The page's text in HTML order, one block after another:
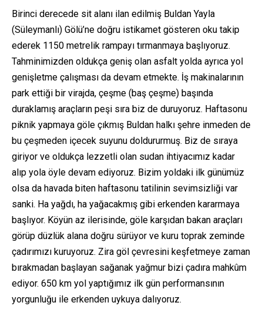
Birinci derecede sit alanı ilan edilmiş Buldan Yayla
(Süleymanlı) Gölü’ne doğru istikamet gösteren oku takip
ederek 1150 metrelik rampayı tırmanmaya başlıyoruz.
Tahminimizden oldukça geniş olan asfalt yolda ayrıca yol
genişletme çalışması da devam etmekte. İş makinalarının
park ettiği bir virajda, çeşme (baş çeşme) başında
duraklamış araçların peşi sıra biz de duruyoruz. Haftasonu
piknik yapmaya göle çıkmış Buldan halkı şehre inmeden de
bu çeşmeden içecek suyunu doldururmuş. Biz de sıraya
giriyor ve oldukça lezzetli olan sudan ihtiyacımız kadar
alıp yola öyle devam ediyoruz. Bizim yoldaki ilk günümüz
olsa da havada biten haftasonu tatilinin sevimsizliği var
sanki. Ha yağdı, ha yağacakmış gibi erkenden kararmaya
başlıyor. Köyün az ilerisinde, göle karşıdan bakan araçları
görüp düzlük alana doğru sürüyor ve kuru toprak zeminde
çadırımızı kuruyoruz. Zira göl çevresini keşfetmeye zaman
bırakmadan başlayan sağanak yağmur bizi çadıra mahkûm
ediyor. 650 km yol yaptığımız ilk gün performansının
yorgunluğu ile erkenden uykuya dalıyoruz.